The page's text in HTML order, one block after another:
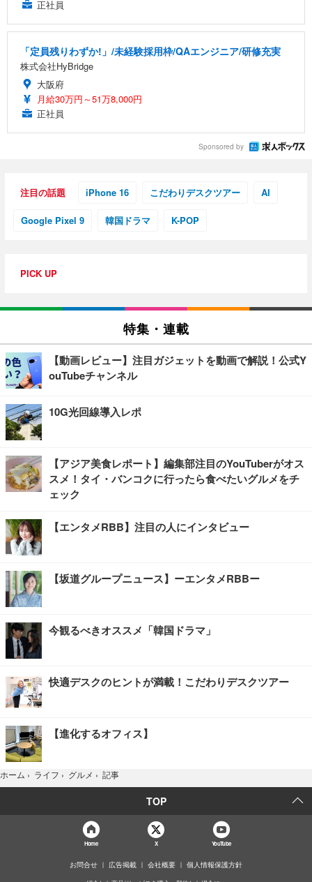
正社員
「定員残りわずか!」/未経験採用枠/QAエンジニア/研修充実
株式会社HyBridge
大阪府
月給30万円～51万8,000円
正社員
Sponsored by
注目の話題 iPhone 16 こだわりデスクツアー AI
Google Pixel 9 韓国ドラマ K-POP
PICK UP
特集・連載
【動画レビュー】注目ガジェットを動画で解説！公式Y
ouTubeチャンネル
10G光回線導入レポ
【アジア美食レポート】編集部注目のYouTuberがオス
スメ！タイ・バンコクに行ったら食べたいグルメをチ
ェック
【エンタメRBB】注目の人にインタビュー
【坂道グループニュース】ーエンタメRBBー
今観るべきオススメ「韓国ドラマ」
快適デスクのヒントが満載！こだわりデスクツアー
【進化するオフィス】
ホーム › ライフ › グルメ › 記事
TOP
Home X YouTube
お問合せ 広告掲載 会社概要 個人情報保護方針